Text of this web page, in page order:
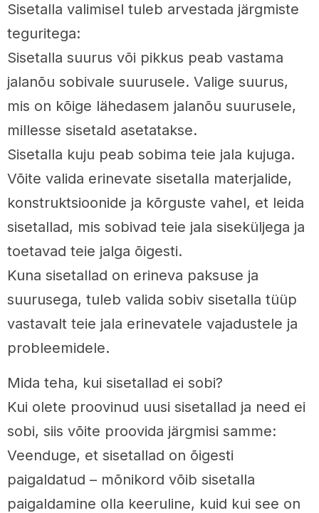
Sisetalla valimisel tuleb arvestada järgmiste
teguritega:
Sisetalla suurus või pikkus peab vastama
jalanõu sobivale suurusele. Valige suurus,
mis on kõige lähedasem jalanõu suurusele,
millesse sisetald asetatakse.
Sisetalla kuju peab sobima teie jala kujuga.
Võite valida erinevate sisetalla materjalide,
konstruktsioonide ja kõrguste vahel, et leida
sisetallad, mis sobivad teie jala siseküljega ja
toetavad teie jalga õigesti.
Kuna sisetallad on erineva paksuse ja
suurusega, tuleb valida sobiv sisetalla tüüp
vastavalt teie jala erinevatele vajadustele ja
probleemidele.
Mida teha, kui sisetallad ei sobi?
Kui olete proovinud uusi sisetallad ja need ei
sobi, siis võite proovida järgmisi samme:
Veenduge, et sisetallad on õigesti
paigaldatud – mõnikord võib sisetalla
paigaldamine olla keeruline, kuid kui see on